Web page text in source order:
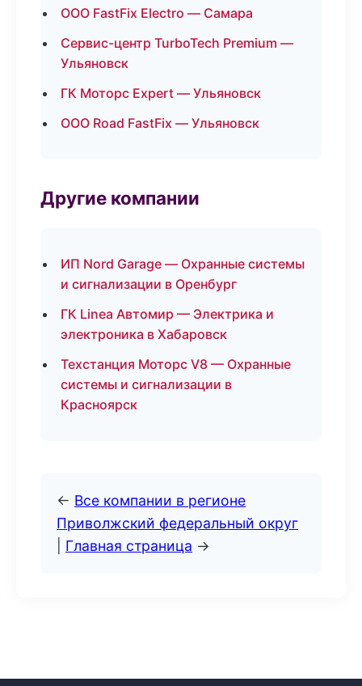
ООО FastFix Electro — Самара
Сервис-центр TurboTech Premium —
Ульяновск
ГК Моторс Expert — Ульяновск
ООО Road FastFix — Ульяновск
Другие компании
ИП Nord Garage — Охранные системы
и сигнализации в Оренбург
ГК Linea Автомир — Электрика и
электроника в Хабаровск
Техстанция Моторс V8 — Охранные
системы и сигнализации в
Красноярск
← Все компании в регионе
Приволжский федеральный округ
Главная страница →